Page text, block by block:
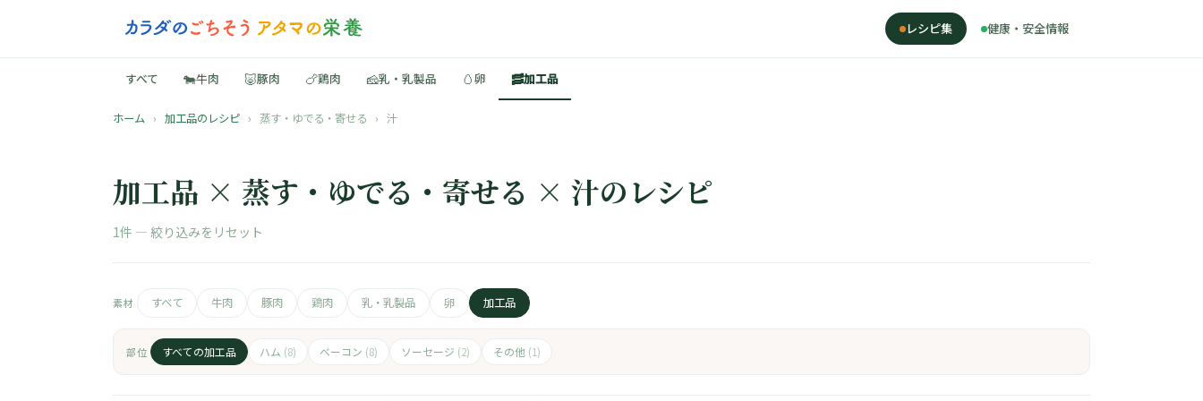
レシピ集 健康・安全情報
すべて 🐄牛肉 🐷豚肉 🍗鶏肉 🧀乳・乳製品 🥚卵 🥓加工品
ホーム › 加工品のレシピ › 蒸す・ゆでる・寄せる › 汁
加工品 × 蒸す・ゆでる・寄せる × 汁のレシピ
1件 — 絞り込みをリセット
素材 すべて 牛肉 豚肉 鶏肉 乳・乳製品 卵 加工品
部位 すべての加工品 ハム (8) ベーコン (8) ソーセージ (2) その他 (1)